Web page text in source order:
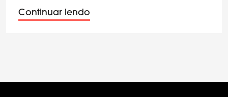
Continuar lendo